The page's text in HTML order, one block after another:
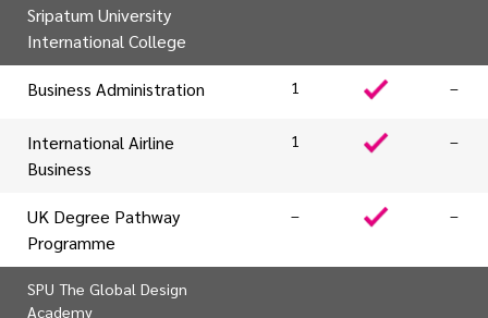
Sripatum University
International College
Business Administration 1 –
International Airline
Business
1 –
UK Degree Pathway
Programme
– –
SPU The Global Design
Academy